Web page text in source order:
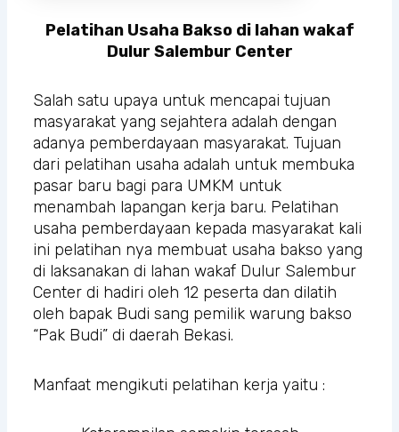
Pelatihan Usaha Bakso di lahan wakaf
Dulur Salembur Center
Salah satu upaya untuk mencapai tujuan
masyarakat yang sejahtera adalah dengan
adanya pemberdayaan masyarakat. Tujuan
dari pelatihan usaha adalah untuk membuka
pasar baru bagi para UMKM untuk
menambah lapangan kerja baru. Pelatihan
usaha pemberdayaan kepada masyarakat kali
ini pelatihan nya membuat usaha bakso yang
di laksanakan di lahan wakaf Dulur Salembur
Center di hadiri oleh 12 peserta dan dilatih
oleh bapak Budi sang pemilik warung bakso
“Pak Budi” di daerah Bekasi.
Manfaat mengikuti pelatihan kerja yaitu :